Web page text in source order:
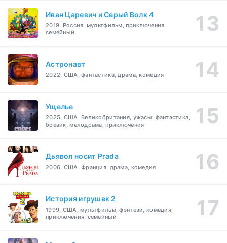
Иван Царевич и Серый Волк 4
2019, Россия, мультфильм, приключения,
семейный
Астронавт
2022, США, фантастика, драма, комедия
Ущелье
2025, США, Великобритания, ужасы, фантастика,
боевик, мелодрама, приключения
Дьявол носит Prada
2006, США, Франция, драма, комедия
История игрушек 2
1999, США, мультфильм, фэнтези, комедия,
приключения, семейный